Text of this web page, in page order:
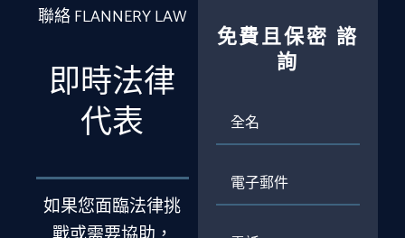
聯絡 FLANNERY LAW
即時法律
代表
如果您面臨法律挑
免費且保密 諮
詢
郵